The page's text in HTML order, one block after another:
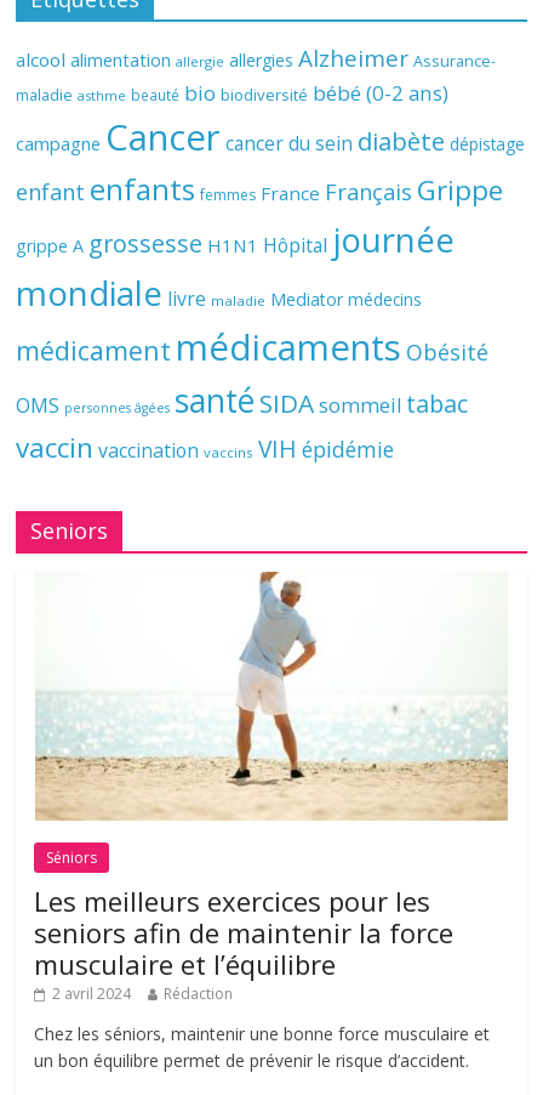
alcool alimentation allergie allergies Alzheimer Assurance-
maladie asthme beauté bio biodiversité bébé (0-2 ans)
campagne Cancer cancer du sein diabète dépistage
enfant enfants femmes France Français Grippe
grippe A grossesse H1N1 Hôpital journée
mondiale livre maladie Mediator médecins
médicament médicaments Obésité
OMS personnes âgées santé SIDAsommeil tabac
vaccin vaccination vaccins VIH épidémie
Seniors
Séniors
Les meilleurs exercices pour les
seniors afin de maintenir la force
musculaire et l’équilibre
2 avril 2024 Rédaction
Chez les séniors, maintenir une bonne force musculaire et
un bon équilibre permet de prévenir le risque d’accident.